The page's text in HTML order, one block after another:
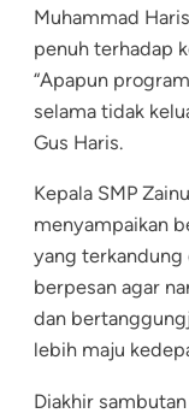
1
Genggong
Gus
dr.
Muhammad
Haris,
Kes
Muhammad
penuh terhadap
“Apapun
selama tidak
Gus Haris.
Kepala SMP
menyampaikan
yang terkandung
berpesan agar
dan
lebih maju
Diakhir